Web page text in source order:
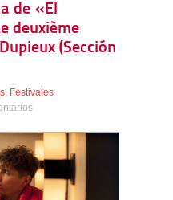
de «El
deuxième
(Sección
Festivales